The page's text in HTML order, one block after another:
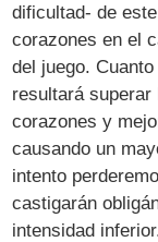
dificultad- de
corazones en el
del juego.
resultará
corazones y
causando un
intento
castigarán
intensidad